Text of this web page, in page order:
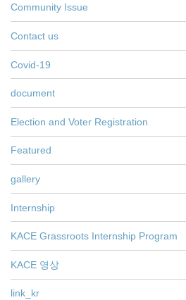
Community Issue
Contact us
Covid-19
document
Election and Voter Registration
Featured
gallery
Internship
KACE Grassroots Internship Program
KACE 영상
link_kr